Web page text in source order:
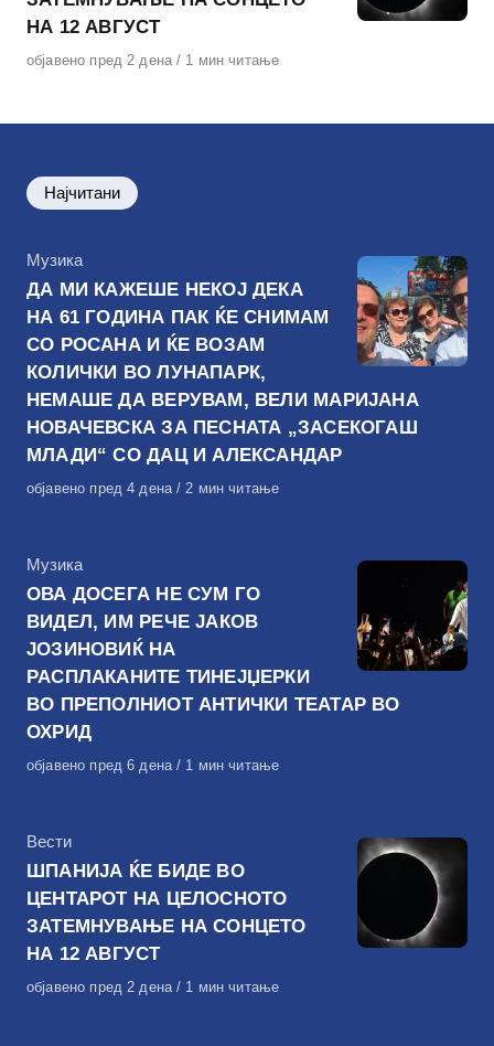
НА 12 АВГУСТ
Објавено
објавено пред 2 дена 1 мин читање
Најчитани
КАтегорија
Музика
ДА МИ КАЖЕШЕ НЕКОЈ ДЕКА
НА 61 ГОДИНА ПАК ЌЕ СНИМАМ
СО РОСАНА И ЌЕ ВОЗАМ
КОЛИЧКИ ВО ЛУНАПАРК,
НЕМАШЕ ДА ВЕРУВАМ, ВЕЛИ МАРИЈАНА
НОВАЧЕВСКА ЗА ПЕСНАТА „ЗАСЕКОГАШ
МЛАДИ“ СО ДАЦ И АЛЕКСАНДАР
Објавено
објавено пред 4 дена 2 мин читање
КАтегорија
Музика
ОВА ДОСЕГА НЕ СУМ ГО
ВИДЕЛ, ИМ РЕЧЕ ЈАКОВ
ЈОЗИНОВИЌ НА
РАСПЛАКАНИТЕ ТИНЕЈЏЕРКИ
ВО ПРЕПОЛНИОТ АНТИЧКИ ТЕАТАР ВО
ОХРИД
Објавено
објавено пред 6 дена 1 мин читање
КАтегорија
Вести
ШПАНИЈА ЌЕ БИДЕ ВО
ЦЕНТАРОТ НА ЦЕЛОСНОТО
ЗАТЕМНУВАЊЕ НА СОНЦЕТО
НА 12 АВГУСТ
Објавено
објавено пред 2 дена 1 мин читање